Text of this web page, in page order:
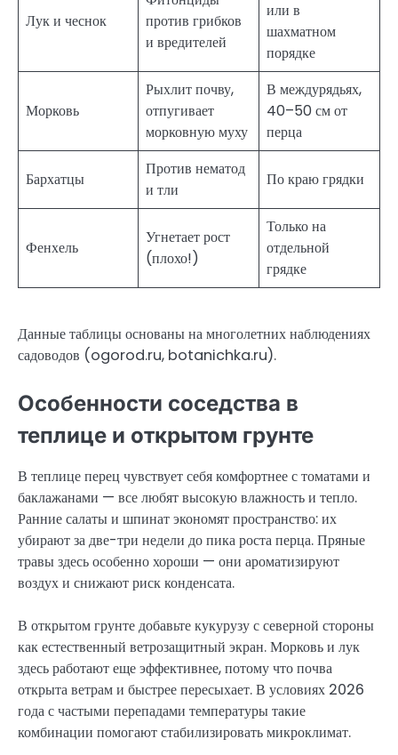
Лук и чеснок
против грибков
и вредителей
или в
шахматном
порядке
Морковь
Рыхлит почву,
отпугивает
морковную муху
В междурядьях,
40–50 см от
перца
Бархатцы
Против нематод
и тли
По краю грядки
Фенхель
Угнетает рост
(плохо!)
Только на
отдельной
грядке
Данные таблицы основаны на многолетних наблюдениях
садоводов (ogorod.ru, botanichka.ru).
Особенности соседства в
теплице и открытом грунте
В теплице перец чувствует себя комфортнее с томатами и
баклажанами — все любят высокую влажность и тепло.
Ранние салаты и шпинат экономят пространство: их
убирают за две-три недели до пика роста перца. Пряные
травы здесь особенно хороши — они ароматизируют
воздух и снижают риск конденсата.
В открытом грунте добавьте кукурузу с северной стороны
как естественный ветрозащитный экран. Морковь и лук
здесь работают еще эффективнее, потому что почва
открыта ветрам и быстрее пересыхает. В условиях 2026
года с частыми перепадами температуры такие
комбинации помогают стабилизировать микроклимат.